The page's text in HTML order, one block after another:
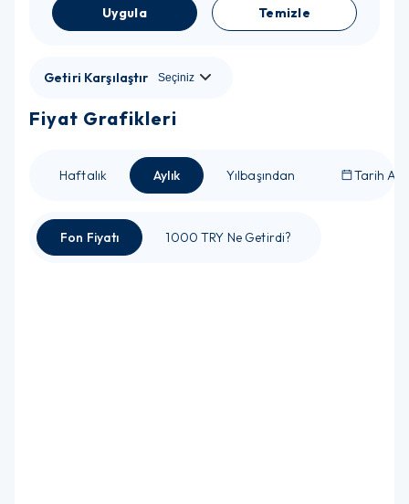
Fiyat Grafikleri
Fon Fiyatı 1000 TRY Ne Getirdi?
Haftalık Aylık Yılbaşından Tarih
Uygula Temizle
Getiri Karşılaştır